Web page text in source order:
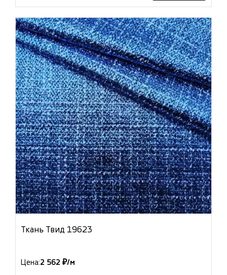
Ткань Твид 19623
Цена:2 562 ₽/м